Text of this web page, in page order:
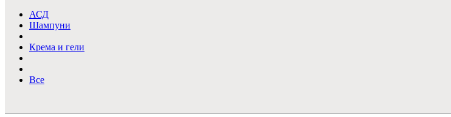
АСД
Шампуни
Крема и гели
Все